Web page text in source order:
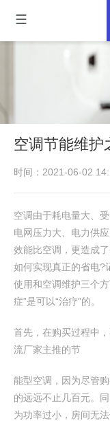
空调节能维护
时间：2021-06-02
空调由于耗电量大、
电网压力大、电力供
效能比空调，更造成
如何实现真正的省电?
使用和空调维护三个
症”是可以“治疗”的。
首先，在购买过程中
流厂家主推的节
能型空调，因为尽管
的远远不止几百元。
为功率过小，房间无